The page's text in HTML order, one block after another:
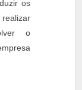
os
o